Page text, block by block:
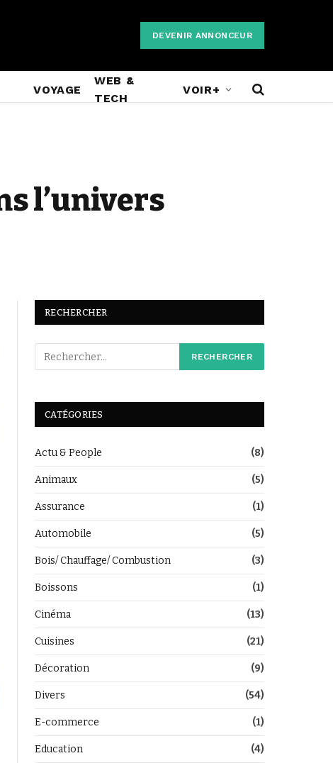
DEVENIR ANNONCEUR
VOYAGE
WEB &
TECH
VOIR+
l’univers
RECHERCHER
CATÉGORIES
Actu & People (8)
Animaux (5)
Assurance (1)
Automobile (5)
Bois/ Chauffage/ Combustion (3)
Boissons (1)
Cinéma (13)
Cuisines (21)
Décoration (9)
Divers (54)
E-commerce (1)
Education (4)